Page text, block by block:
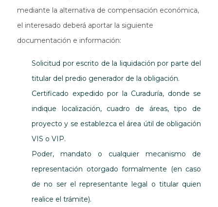
mediante la alternativa de compensación económica,
el interesado deberá aportar la siguiente
documentación e información:
Solicitud por escrito de la liquidación por parte del
titular del predio generador de la obligación.
Certificado expedido por la Curaduría, donde se
indique localización, cuadro de áreas, tipo de
proyecto y se establezca el área útil de obligación
VIS o VIP.
Poder, mandato o cualquier mecanismo de
representación otorgado formalmente (en caso
de no ser el representante legal o titular quien
realice el trámite).